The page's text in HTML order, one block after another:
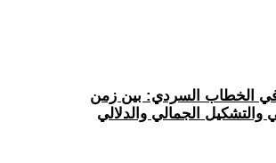
في الخطاب السردي: بين زمن
الجمالي والدلالي